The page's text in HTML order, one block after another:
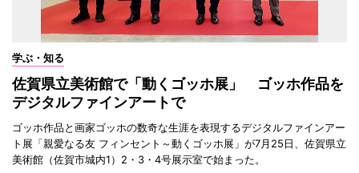
学ぶ・知る
佐賀県立美術館で「動くゴッホ展」 ゴッホ作品を
デジタルファインアートで
ゴッホ作品と画家ゴッホの数奇な生涯を表現するデジタルファインアー
ト展「親愛なる友 フィンセント～動くゴッホ展」が7月25日、佐賀県立
美術館（佐賀市城内1）2・3・4号展示室で始まった。